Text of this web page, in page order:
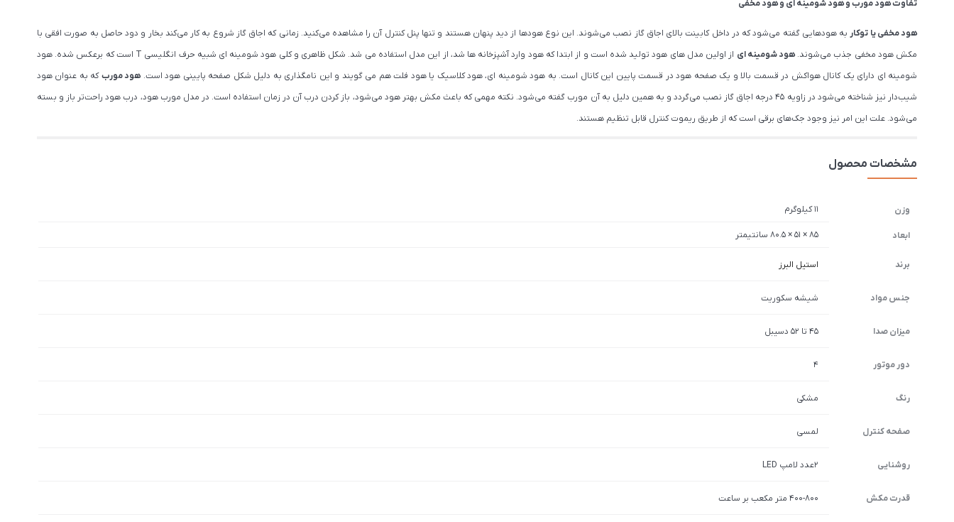
تفاوت هود مورب و هود شومینه ای و هود مخفی
هود مخفی یا توکار به هودهایی گفته می‌شود که در داخل کابینت بالای اجاق گاز نصب می‌شوند. این نوع هودها از دید پنهان هستند و تنها پنل کنترل آن را مشاهده می‌کنید. زمانی که اجاق گاز شروع به کار می‌کند بخار و دود حاصل به صورت افقی با
مکش هود مخفی جذب می‌شوند.هود شومینه ای
از اولین مدل های هود تولید شده است و از ابتدا که هود وارد آشپزخانه ها شد، از این مدل استفاده می شد. شکل ظاهری و کلی هود شومینه ای شبیه حرف انگلیسی T است که برعکس شده. هود
شومینه ای دارای یک کانال هواکش در قسمت بالا و یک صفحه هود در قسمت پایین این کانال است. به هود شومینه ای، هود کلاسیک یا هود فلت هم می گویند و این نامگذاری به دلیل شکل صفحه پایینی هود است.هود موربکه به عنوان هود
شیب‌دار نیز شناخته می‌شود در زاویه ۴۵ درجه اجاق گاز نصب می‌گردد و به همین دلیل به آن مورب گفته می‌شود. نکته مهمی که باعث مکش بهتر هود می‌شود، باز کردن درب آن در زمان استفاده است. در مدل مورب هود، درب هود راحت‌تر باز و بسته
می‌شود. علت این امر نیز وجود جک‌های برقی است که از طریق ریموت کنترل قابل تنظیم هستند.
مشخصات محصول
وزن 11 کیلوگرم
ابعاد 85 × 51 × 80.5 سانتیمتر
برند استیل البرز
جنس مواد شیشه سکوریت
میزان صدا 45 تا 52 دسیبل
دور موتور 4
رنگ مشکی
صفحه کنترل لمسی
روشنایی 2عدد لامپ LED
قدرت مکش 400-800 متر مکعب بر ساعت